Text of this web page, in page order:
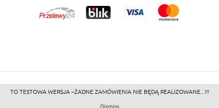
©2026 - Zacienione.pl<br>
TO TESTOWA WERSJA --ŻADNE ZAMÓWIENIA NIE BĘDĄ REALIZOWANE...!!!
Dismiss